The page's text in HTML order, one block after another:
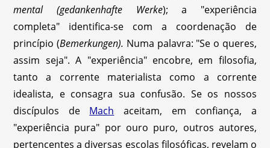
mental (gedankenhafte Werke); a "experiência
completa" identifica-se com a coordenação de
princípio (Bemerkungen). Numa palavra: "Se o queres,
assim seja". A "experiência" encobre, em filosofia,
tanto a corrente materialista como a corrente
idealista, e consagra sua confusão. Se os nossos
discípulos de Mach aceitam, em confiança, a
"experiência pura" por ouro puro, outros autores,
pertencentes a diversas escolas filosóficas, revelam o